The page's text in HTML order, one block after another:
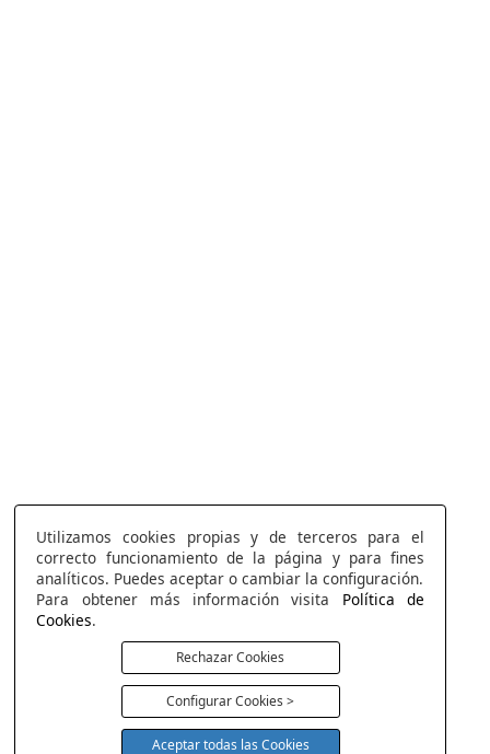
Utilizamos cookies propias y de terceros para el
correcto funcionamiento de la página y para fines
analíticos. Puedes aceptar o cambiar la configuración.
Para obtener más información visita Política de
Cookies.
Rechazar Cookies
Configurar Cookies >
Aceptar todas las Cookies